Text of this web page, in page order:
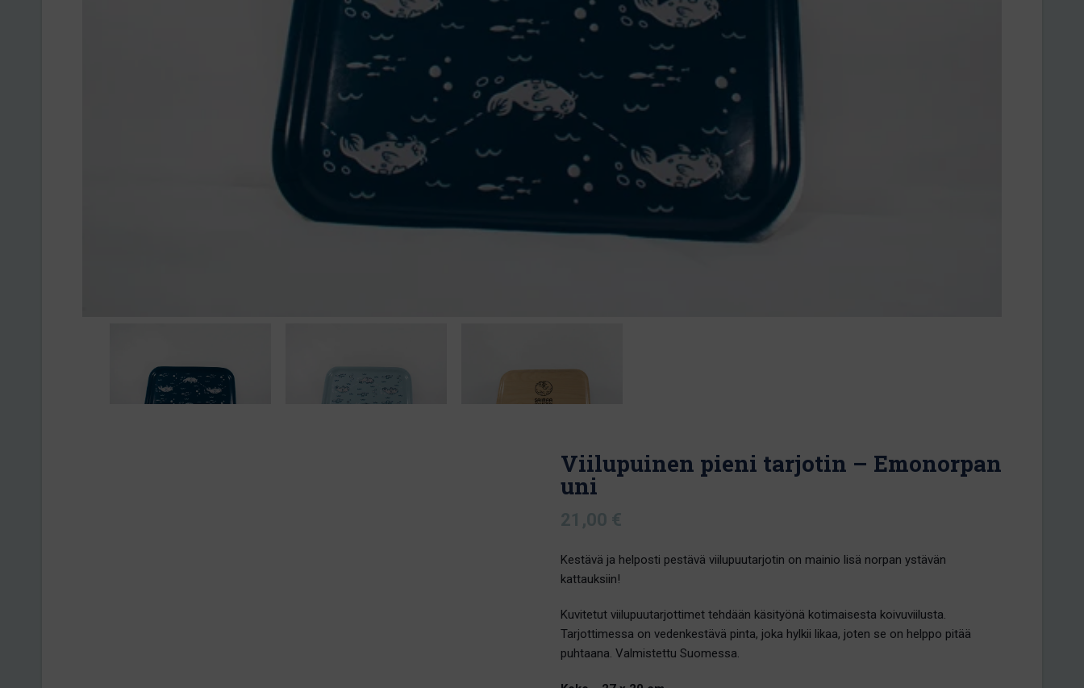
Viilupuinen pieni tarjotin – Emonorpan
uni
21,00 €
Kestävä ja helposti pestävä viilupuutarjotin on mainio lisä norpan ystävän
kattauksiin!
Kuvitetut viilupuutarjottimet tehdään käsityönä kotimaisesta koivuviilusta.
Tarjottimessa on vedenkestävä pinta, joka hylkii likaa, joten se on helppo pitää
puhtaana. Valmistettu Suomessa.